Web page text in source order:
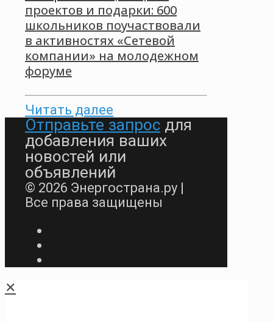
проектов и подарки: 600
школьников поучаствовали
в активностях «Сетевой
компании» на молодежном
форуме
Читать далее
Отправьте запрос для
добавления ваших
новостей или
объявлений
© 2026 Энергострана.ру |
Все права защищены
✕